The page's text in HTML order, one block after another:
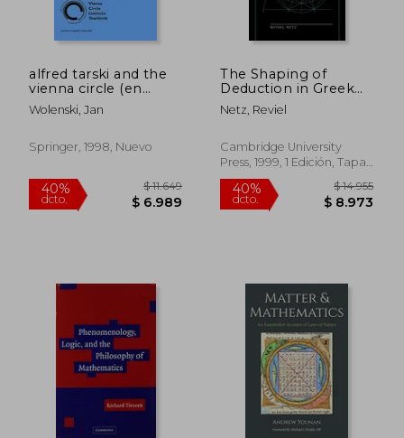
40% 40%
dcto.
alfred tarski and the
vienna circle (en
Inglés)
Wolenski, Jan
Springer, 1998, Nuevo
The Shaping of
Deduction in Greek
Mathematics
Hardback: A Study in
(Ideas in Context) (en
Inglés)
Netz, Reviel
Cambridge University
Press, 1999, 1 Edición, Tapa
Dura, Nuevo